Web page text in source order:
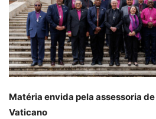
Matéria envida pela assessoria
Vaticano